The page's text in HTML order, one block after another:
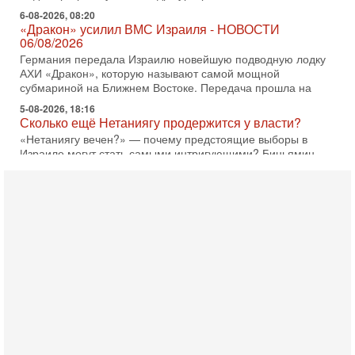
6-08-2026, 08:20
«Дракон» усилил ВМС Израиля - НОВОСТИ
06/08/2026
Германия передала Израилю новейшую подводную лодку
АХИ «Дракон», которую называют самой мощной
субмариной на Ближнем Востоке. Передача прошла на
5-08-2026, 18:16
Сколько ещё Нетаниягу продержится у власти?
«Нетаниягу вечен?» — почему предстоящие выборы в
Израиле могут стать самыми интригующими? Биньямин
Нетаниягу снова уверенно заявляет, что победа на